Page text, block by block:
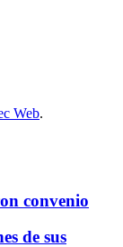
convenio
de sus
Web.